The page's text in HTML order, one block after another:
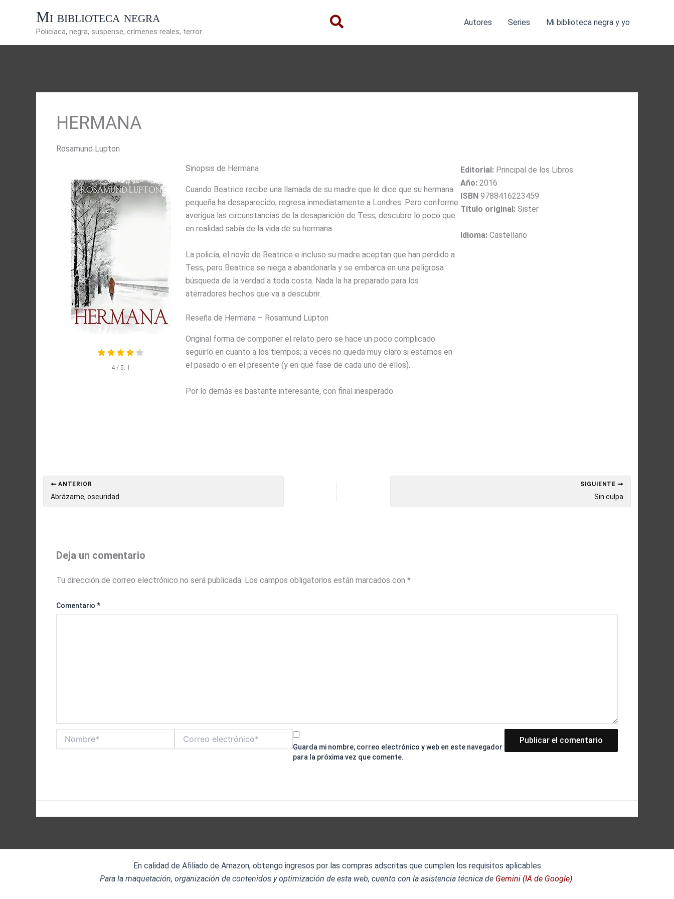
Mi biblioteca negra
Policíaca, negra, suspense, crímenes reales, terror
Autores Series Mi biblioteca negra y yo
HERMANA
Rosamund Lupton
4/ 5. 1
Sinopsis de Hermana
Cuando Beatrice recibe una llamada de su madre que le dice que su hermana
pequeña ha desaparecido, regresa inmediatamente a Londres. Pero conforme
averigua las circunstancias de la desaparición de Tess, descubre lo poco que
en realidad sabía de la vida de su hermana.
La policía, el novio de Beatrice e incluso su madre aceptan que han perdido a
Tess, pero Beatrice se niega a abandonarla y se embarca en una peligrosa
búsqueda de la verdad a toda costa. Nada la ha preparado para los
aterradores hechos que va a descubrir.
Reseña de Hermana – Rosamund Lupton
Original forma de componer el relato pero se hace un poco complicado
seguirlo en cuanto a los tiempos; a veces no queda muy claro si estamos en
el pasado o en el presente (y en qué fase de cada uno de ellos).
Por lo demás es bastante interesante, con final inesperado.
Editorial: Principal de los Libros
Año: 2016
ISBN 9788416223459
Título original: Sister
Idioma: Castellano
ANTERIOR
Abrázame, oscuridad
SIGUIENTE
Sin culpa
Deja un comentario
Tu dirección de correo electrónico no será publicada. Los campos obligatorios están marcados con *
Comentario *
electrónico*
Guarda mi nombre, correo electrónico y web en este navegador
para la próxima vez que comente.
En calidad de Afiliado de Amazon, obtengo ingresos por las compras adscritas que cumplen los requisitos aplicables
Para la maquetación, organización de contenidos y optimización de esta web, cuento con la asistencia técnica de Gemini (IA de Google).